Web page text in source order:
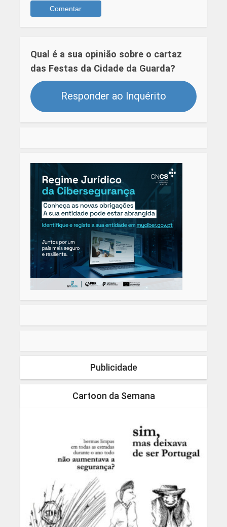
Qual é a sua opinião sobre o cartaz
das Festas da Cidade da Guarda?
Responder ao Inquérito
Publicidade
Cartoon da Semana